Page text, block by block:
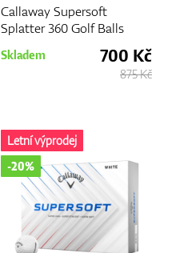
Callaway Supersoft
Splatter 360 Golf Balls
Skladem 700 Kč
875 Kč
Letní výprodej
-20%